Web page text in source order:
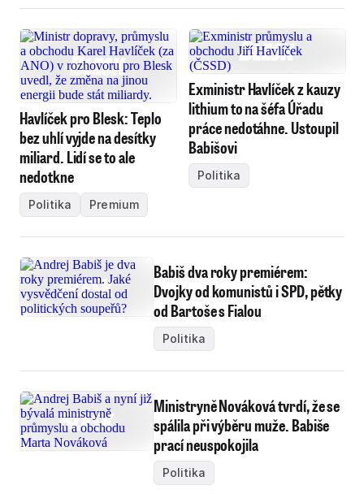
Havlíček pro Blesk: Teplo
bez uhlí vyjde na desítky
miliard. Lidí se to ale
nedotkne
Politika Premium
Exministr Havlíček z kauzy
lithium to na šéfa Úřadu
práce nedotáhne. Ustoupil
Babišovi
Politika
Babiš dva roky premiérem:
Dvojky od komunistů i SPD, pětky
od Bartoše s Fialou
Politika
Ministryně Nováková tvrdí, že se
spálila při výběru muže. Babiše
prací neuspokojila
Politika